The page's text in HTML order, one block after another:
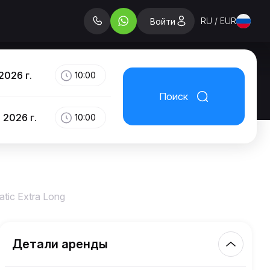
Войти RU / EUR
г. 10:00
2026 г. 10:00
Поиск
Extra Long
Детали аренды